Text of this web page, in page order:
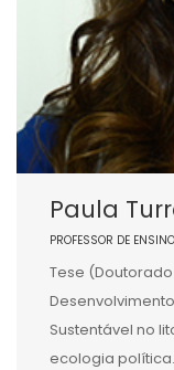
Paula
PROFESSOR DE
Tese
Sustentável no
ecologia política.